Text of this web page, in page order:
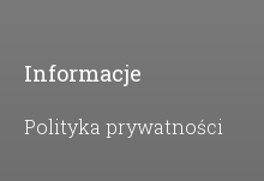
Informacje
Polityka prywatności